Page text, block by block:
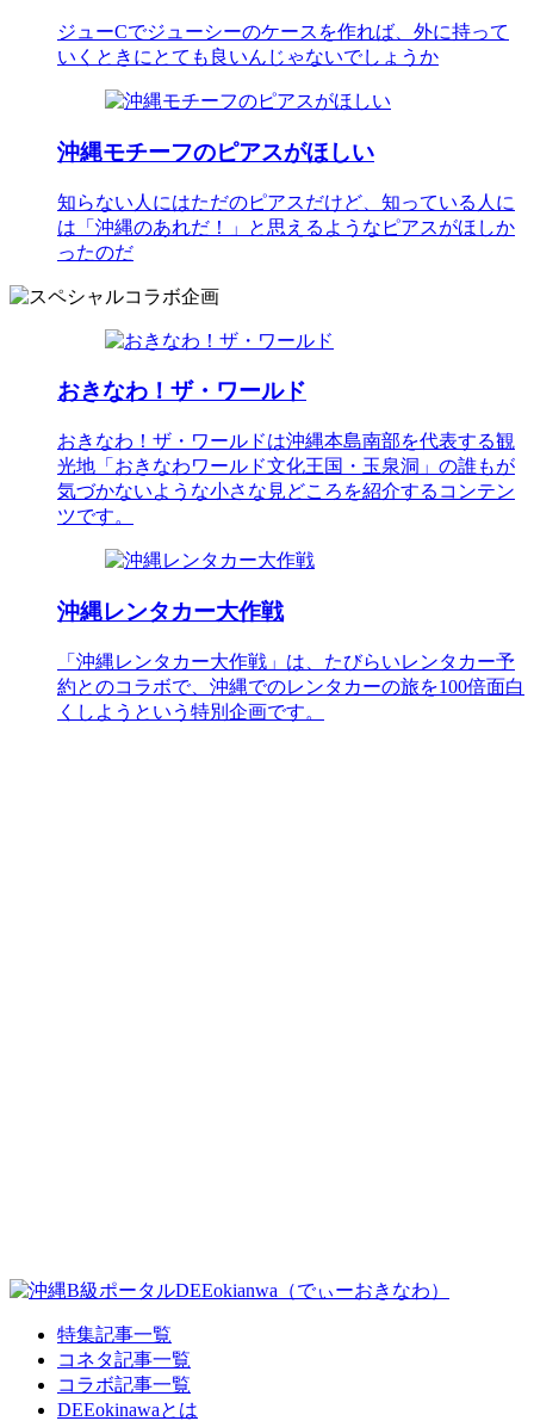
ジューCでジューシーのケースを作れば、外に持って
いくときにとても良いんじゃないでしょうか
沖縄モチーフのピアスがほしい
知らない人にはただのピアスだけど、知っている人に
は「沖縄のあれだ！」と思えるようなピアスがほしか
ったのだ
おきなわ！ザ・ワールド
おきなわ！ザ・ワールドは沖縄本島南部を代表する観
光地「おきなわワールド文化王国・玉泉洞」の誰もが
気づかないような小さな見どころを紹介するコンテン
ツです。
沖縄レンタカー大作戦
「沖縄レンタカー大作戦」は、たびらいレンタカー予
約とのコラボで、沖縄でのレンタカーの旅を100倍面白
くしようという特別企画です。
特集記事一覧
コネタ記事一覧
コラボ記事一覧
DEEokinawaとは